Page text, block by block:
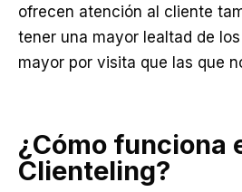
ofrecen atención al cliente
tener una mayor lealtad de
mayor por visita que las que
¿Cómo funciona
Clienteling?